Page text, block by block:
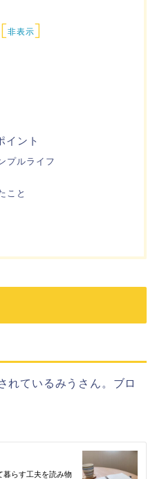
[非表示]
イント
プルライフ
こと
れているみうさん。ブロ